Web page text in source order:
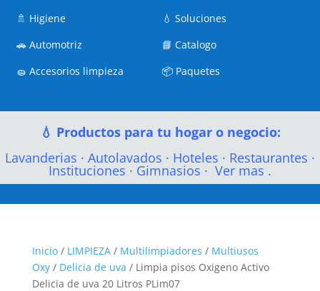
🚿 Higiene
🚗Automotriz
🧽Accesorios limpieza
💧Soluciones
📘Catalogo
📦 Paquetes
💧 Productos para tu hogar o negocio:
Lavanderias · Autolavados · Hoteles · Restaurantes ·
Instituciones · Gimnasios · Ver mas .
Inicio/ LIMPIEZA/ Multilimpiadores / Multiusos
Oxy/ Delicia de uva / Limpia pisos Oxigeno Activo
Delicia de uva 20 Litros PLim07